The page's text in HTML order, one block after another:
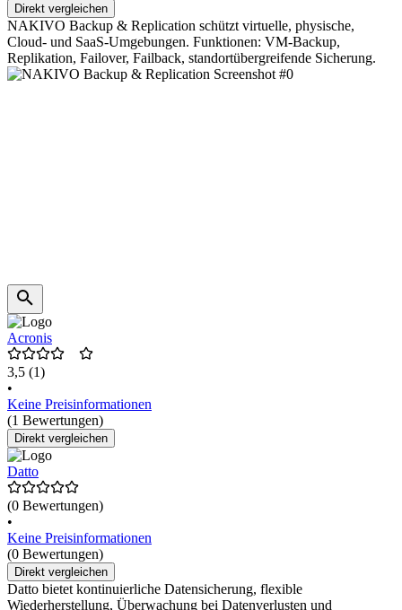
Direkt vergleichen
NAKIVO Backup & Replication schützt virtuelle, physische,
Cloud- und SaaS-Umgebungen. Funktionen: VM-Backup,
Replikation, Failover, Failback, standortübergreifende Sicherung.
Acronis
3,5 (1)
•
Keine Preisinformationen
(1 Bewertungen)
Direkt vergleichen
Datto
(0 Bewertungen)
•
Keine Preisinformationen
(0 Bewertungen)
Direkt vergleichen
Datto bietet kontinuierliche Datensicherung, flexible
Wiederherstellung, Überwachung bei Datenverlusten und